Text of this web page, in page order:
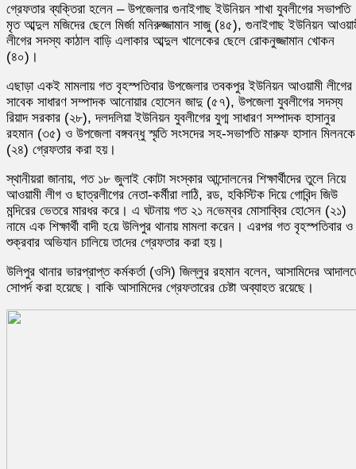
গ্রেফতার ব্যক্তিরা হলেন – উপজেলার গুনাইগাছ ইউনিয়ন শাখা যুবলীগের সভাপতি
মৃত আব্দুল মজিদের ছেলে মির্জা মনিরুজ্জামান সাজু (৪৫), গুনাইগাছ ইউনিয়ন
লীগের সদস্য কাঠাল বাড়ি এলাকার আব্দুল খালেকের ছেলে রোকনুজ্জামান খোকন
(৪০)।
এছাড়া একই মামলায় গত বৃহস্পতিবার উপজেলার তবকপুর ইউনিয়ন আওয়ামী লীগের
সাবেক সাধারণ সম্পাদক আনোয়ার হোসেন জাদু (৫৭), উপজেলা যুবলীগের সদস্য
রিয়াদ সরকার (২৮), দলদলিয়া ইউনিয়ন যুবলীগের যুগ্ম সাধারণ সম্পাদক হাসানুর
রহমান (৩৫) ও উপজেলা বঙ্গবন্ধু স্মৃতি সংসদের সহ-সভাপতি মারুফ হাসান মিলনকে
(২৪) গ্রেফতার ক‌রা হয়।
স্থানীয়রা জানায়, গত ১৮ জুলাই কোটা সংস্কার আন্দোলনের শিক্ষার্থীদের তুলে নিয়ে
আওয়ামী লীগ ও ছাত্রলীগের নেতা-কর্মীরা লাঠি, রড, হকিস্টিক দিয়ে গোবিন্দ জিউ
মন্দিরের ভেতরে মারধর করে। এ ঘটনায় গত ২১ ন‌ভেম্বর মোসা‌ব্বির হো‌সেন (২১)
নামে এক শিক্ষার্থী বাদী হ‌য়ে উলিপুর থানায় মামলা করেন। এরপর গত বৃহস্পতিবার ও
শুক্রবার অভিযান চালিয়ে তা‌দের গ্রেফতার করা হয়।
উলিপুর থানার ভারপ্রাপ্ত কর্মকর্তা (ওসি) জিল্লুর রহমান বলেন, আসামিদের
সোপর্দ করা হয়েছে। বাকি আসামিদের গ্রেফতারের চেষ্টা অব্যাহত রয়েছে।